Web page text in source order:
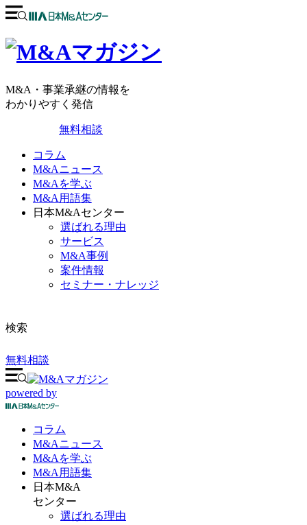
M&A・事業承継の情報を
わかりやすく発信
無料相談
コラム
M&Aニュース
M&Aを学ぶ
M&A用語集
日本M&Aセンター
選ばれる理由
サービス
M&A事例
案件情報
セミナー・ナレッジ
検索
無料相談
powered by
コラム
M&Aニュース
M&Aを学ぶ
M&A 用語集
日本M&A
センター
選ばれる理由